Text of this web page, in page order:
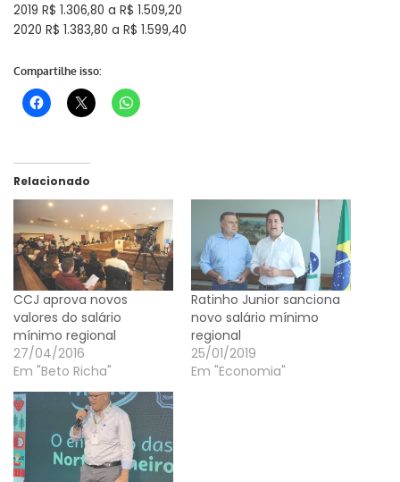
2019 R$ 1.306,80 a R$ 1.509,20
2020 R$ 1.383,80 a R$ 1.599,40
Compartilhe isso:
Relacionado
CCJ aprova novos
valores do salário
mínimo regional
27/04/2016
Em "Beto Richa"
Ratinho Junior sanciona
novo salário mínimo
regional
25/01/2019
Em "Economia"